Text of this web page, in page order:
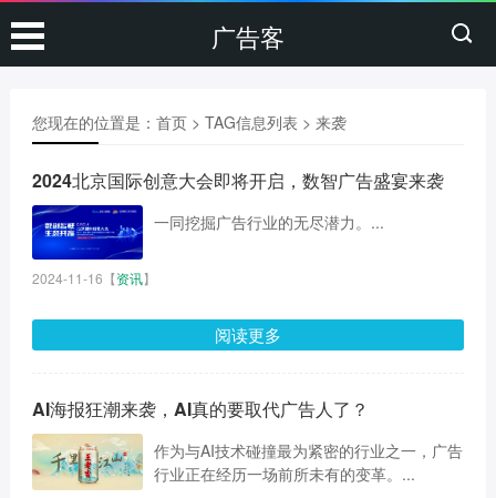
广告客
您现在的位置是： 首页> TAG信息列表 > 来袭
2024北京国际创意大会即将开启，数智广告盛宴来袭
一同挖掘广告行业的无尽潜力。...
2024-11-16 【资讯】
阅读更多
AI海报狂潮来袭，AI真的要取代广告人了？
作为与AI技术碰撞最为紧密的行业之一，广告
行业正在经历一场前所未有的变革。...